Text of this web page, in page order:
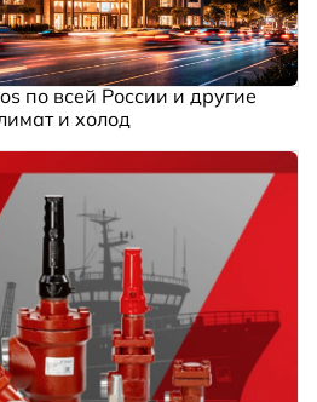
по всей России и другие
и холод